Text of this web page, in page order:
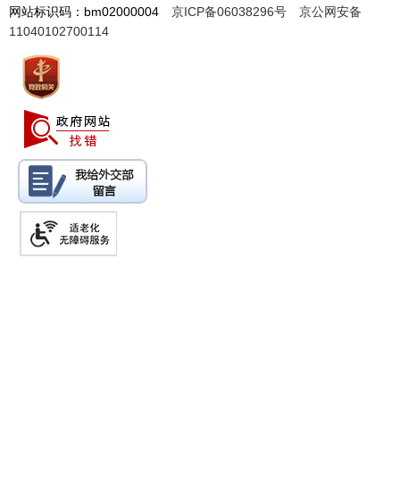
网站标识码：bm02000004 京ICP备06038296号
京公网安备
11040102700114